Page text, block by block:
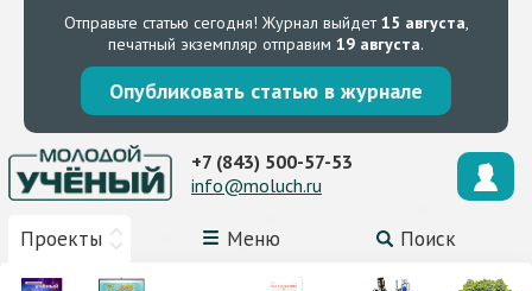
Отправьте статью сегодня! Журнал выйдет15 августа,
печатный экземпляр отправим 19 августа.
Опубликовать статью в журнале
Проекты Меню Поиск
+7 (843) 500-57-53
info@moluch.ru